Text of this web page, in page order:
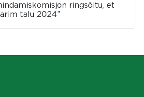
ringsõitu, et
talu 2024”